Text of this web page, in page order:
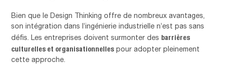
Bien que le Design Thinking offre de nombreux avantages,
son intégration dans l’ingénierie industrielle n’est pas sans
défis. Les entreprises doivent surmonter des barrières
culturelles et organisationnelles pour adopter pleinement
cette approche.